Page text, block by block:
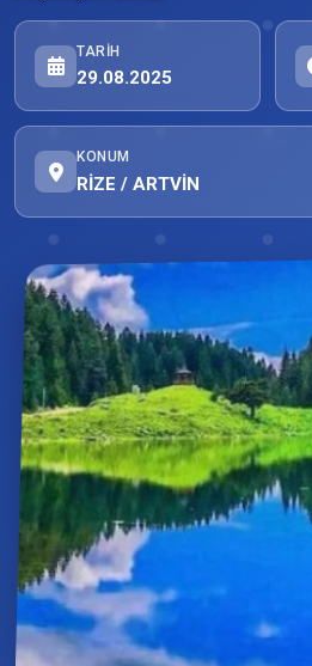
TARIH
29.08.2025
KONUM
RİZE / ARTVİN